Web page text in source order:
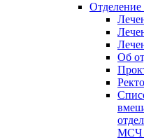
Об
МСЧ